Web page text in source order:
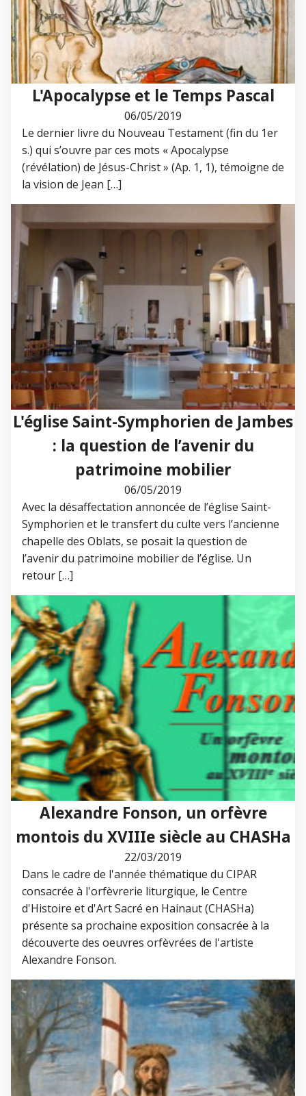
L'Apocalypse et le Temps Pascal
06/05/2019
Le dernier livre du Nouveau Testament (fin du 1er
s.) qui s’ouvre par ces mots « Apocalypse
(révélation) de Jésus-Christ » (Ap. 1, 1), témoigne de
la vision de Jean […]
L'église Saint-Symphorien de Jambes
: la question de l’avenir du
patrimoine mobilier
06/05/2019
Avec la désaffectation annoncée de l’église Saint-
Symphorien et le transfert du culte vers l’ancienne
chapelle des Oblats, se posait la question de
l’avenir du patrimoine mobilier de l’église. Un
retour […]
Alexandre Fonson, un orfèvre
montois du XVIIIe siècle au CHASHa
22/03/2019
Dans le cadre de l'année thématique du CIPAR
consacrée à l'orfèvrerie liturgique, le Centre
d'Histoire et d'Art Sacré en Hainaut (CHASHa)
présente sa prochaine exposition consacrée à la
découverte des oeuvres orfèvrées de l'artiste
Alexandre Fonson.